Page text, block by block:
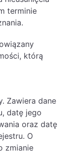
terminie
którą
Zawiera dane
datę jego
oraz datę
O
zmianie